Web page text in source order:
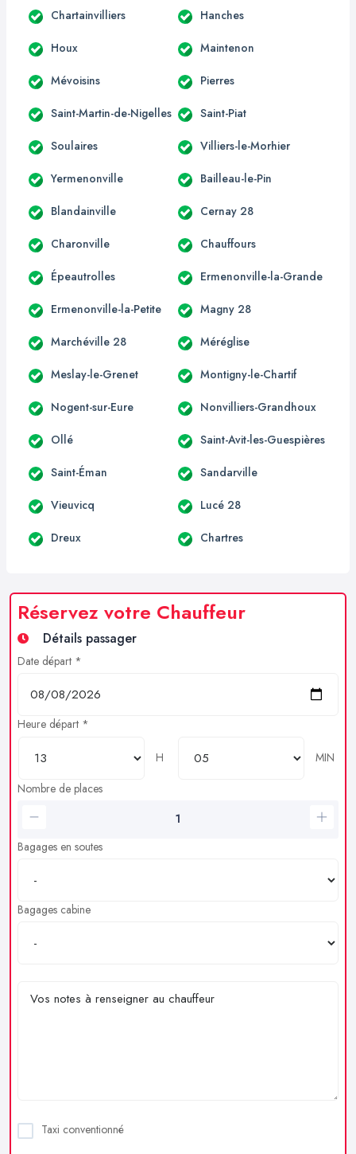
Chartainvilliers Hanches
Houx Maintenon
Mévoisins Pierres
Saint-Martin-de-Nigelles Saint-Piat
Soulaires Villiers-le-Morhier
Yermenonville Bailleau-le-Pin
Blandainville Cernay 28
Charonville Chauffours
Épeautrolles Ermenonville-la-Grande
Ermenonville-la-Petite Magny 28
Marchéville 28 Méréglise
Meslay-le-Grenet Montigny-le-Chartif
Nogent-sur-Eure Nonvilliers-Grandhoux
Ollé Saint-Avit-les-Guespières
Saint-Éman Sandarville
Vieuvicq Lucé 28
Dreux Chartres
Réservez votre Chauffeur
Détails passager
Date départ *
Heure départ *
H
MIN
Nombre de places
Bagages en soutes
Bagages cabine
Taxi conventionné